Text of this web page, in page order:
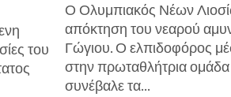
του
Ο Ολυμπιακός Νέων
απόκτηση του νεαρού
Γώγιου. Ο ελπιδοφόρος
στην πρωταθλήτρια
συνέβαλε τα...